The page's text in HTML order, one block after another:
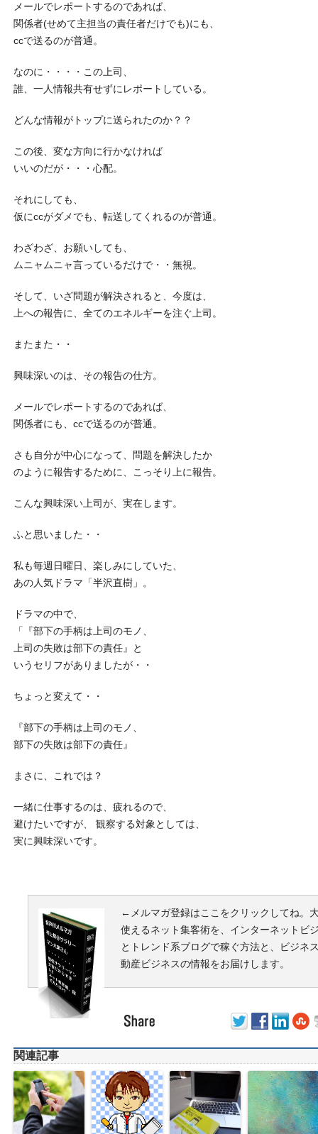
メールでレポートするのであれば、
関係者(せめて主担当の責任者だけでも)にも、
ccで送るのが普通。
なのに・・・・この上司、
誰、一人情報共有せずにレポートしている。
どんな情報がトップに送られたのか？？
この後、変な方向に行かなければ
いいのだが・・・心配。
それにしても、
仮にccがダメでも、転送してくれるのが普通。
わざわざ、お願いしても、
ムニャムニャ言っているだけで・・無視。
そして、いざ問題が解決されると、今度は、
上への報告に、全てのエネルギーを注ぐ上司。
またまた・・
興味深いのは、その報告の仕方。
メールでレポートするのであれば、
関係者にも、ccで送るのが普通。
さも自分が中心になって、問題を解決したか
のように報告するために、こっそり上に報告。
こんな興味深い上司が、実在します。
ふと思いました・・
私も毎週日曜日、楽しみにしていた、
あの人気ドラマ「半沢直樹」。
ドラマの中で、
「『部下の手柄は上司のモノ、
上司の失敗は部下の責任』と
いうセリフがありましたが・・
ちょっと変えて・・
『部下の手柄は上司のモノ、
部下の失敗は部下の責任』
まさに、これでは？
一緒に仕事するのは、疲れるので、
避けたいですが、 観察する対象としては、
実に興味深いです。
←メルマガ登録はここをクリックしてね。
使えるネット集​客術を、インターネッ​トビ
とトレンド​系ブログで稼ぐ方法と​、ビジネ
動産ビ​ジネスの情報をお届け​します。
関連記事